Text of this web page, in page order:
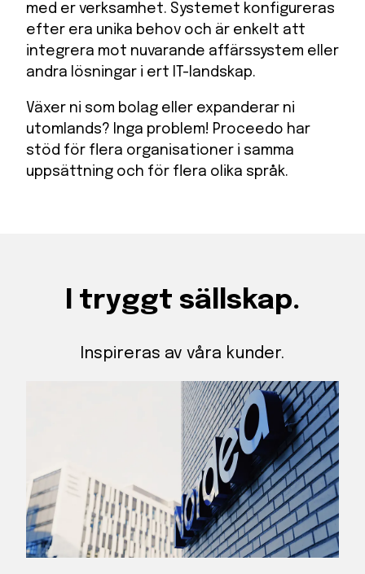
med er verksamhet. Systemet konfigureras
efter era unika behov och är enkelt att
integrera mot nuvarande affärssystem eller
andra lösningar i ert IT-landskap.
Växer ni som bolag eller expanderar ni
utomlands? Inga problem! Proceedo har
stöd för flera organisationer i samma
uppsättning och för flera olika språk.
I tryggt sällskap.
Inspireras av våra kunder.